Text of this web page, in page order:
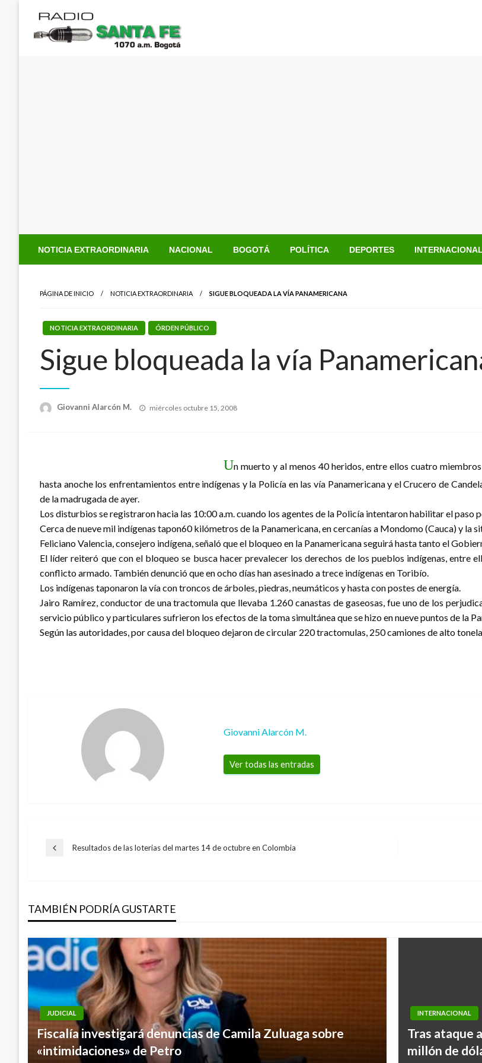
contenido
NOTICIA EXTRAORDINARIA NACIONAL BOGOTÁ POLÍTICA DEPORTES
PÁGINA DE INICIO NOTICIA EXTRAORDINARIA SIGUE BLOQUEADA LA VÍA PANAMERICANA
NOTICIA EXTRAORDINARIA ÓRDEN PÚBLICO
Sigue bloqueada la vía
Giovanni Alarcón M.
Publicado
miércoles octubre 15, 2008
Un muerto y al menos 40 heridos, entre ellos cuatro
hasta anoche los enfrentamientos entre indígenas y la Policía en las vía Panamericana y el Crucero de
de la madrugada de ayer.
Los disturbios se registraron hacia las 10:00 a.m. cuando los agentes de la Policía intentaron habilitar el paso
Cerca de nueve mil indígenas tapon60 kilómetros de la Panamericana, en cercanías a Mondomo (Cauca) y la
Feliciano Valencia, consejero indígena, señaló que el bloqueo en la Panamericana seguirá hasta tanto el
El líder reiteró que con el bloqueo se busca hacer prevalecer los derechos de los pueblos indígenas, entre
conflicto armado. También denunció que en ocho días han asesinado a trece indígenas en Toribío.
Los indígenas taponaron la vía con troncos de árboles, piedras, neumáticos y hasta con postes de energía.
Jairo Ramírez, conductor de una tractomula que llevaba 1.260 canastas de gaseosas, fue uno de los
servicio público y particulares sufrieron los efectos de la toma simultánea que se hizo en nueve puntos de la
Según las autoridades, por causa del bloqueo dejaron de circular 220 tractomulas, 250 camiones de alto
Giovanni Alarcón M.
Ver todas las entradas
Navegación
entradas
Entrada
Resultados de las loterias del martes 14 de octubre en Colombia
TAMBIÉN PODRÍA GUSTARTE
JUDICIAL
Fiscalía investigará denuncias de Camila Zuluaga sobre
«intimidaciones» de Petro
INTERNACIONAL
Tras ataque
millón de